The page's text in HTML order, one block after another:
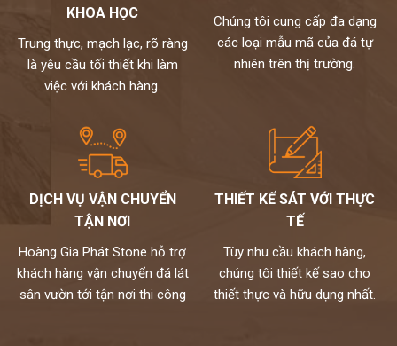
KHOA HỌC
Trung thực, mạch lạc, rõ ràng
là yêu cầu tối thiết khi làm
việc với khách hàng.
Chúng tôi cung cấp đa dạng
các loại mẫu mã của đá tự
nhiên trên thị trường.
DỊCH VỤ VẬN CHUYỂN
TẬN NƠI
Hoàng Gia Phát Stone hỗ trợ
khách hàng vận chuyển đá lát
sân vườn tới tận nơi thi công
THIẾT KẾ SÁT VỚI THỰC
TẾ
Tùy nhu cầu khách hàng,
chúng tôi thiết kế sao cho
thiết thực và hữu dụng nhất.